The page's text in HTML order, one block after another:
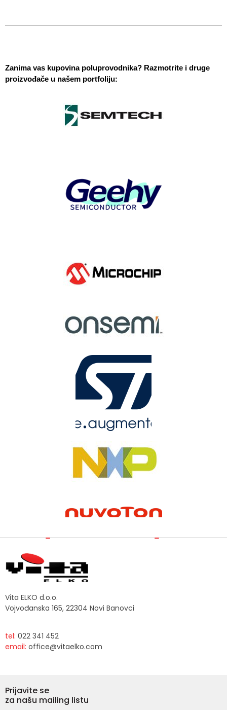
Zanima vas kupovina poluprovodnika? Razmotrite i druge
proizvođače u našem portfoliju:
Vita ELKO d.o.o.
Vojvođanska 165, 22304 Novi Banovci
tel: 022 341 452
email: office@vitaelko.com
Prijavite se
za našu mailing listu